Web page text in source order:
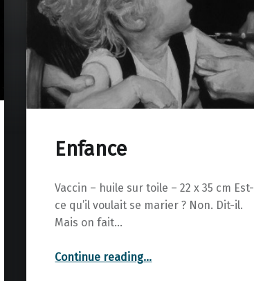
Enfance
Vaccin – huile sur toile – 22 x 35 cm Est-
ce qu’il voulait se marier ? Non. Dit-il.
Mais on fait…
Continue reading…